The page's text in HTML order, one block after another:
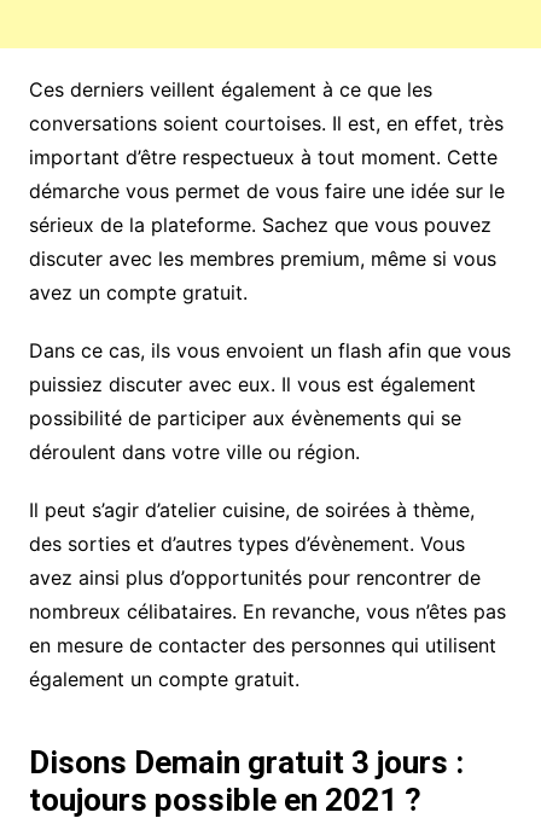
Ces derniers veillent également à ce que les
conversations soient courtoises. Il est, en effet, très
important d’être respectueux à tout moment. Cette
démarche vous permet de vous faire une idée sur le
sérieux de la plateforme. Sachez que vous pouvez
discuter avec les membres premium, même si vous
avez un compte gratuit.
Dans ce cas, ils vous envoient un flash afin que vous
puissiez discuter avec eux. Il vous est également
possibilité de participer aux évènements qui se
déroulent dans votre ville ou région.
Il peut s’agir d’atelier cuisine, de soirées à thème,
des sorties et d’autres types d’évènement. Vous
avez ainsi plus d’opportunités pour rencontrer de
nombreux célibataires. En revanche, vous n’êtes pas
en mesure de contacter des personnes qui utilisent
également un compte gratuit.
Disons Demain gratuit 3 jours :
toujours possible en 2021 ?